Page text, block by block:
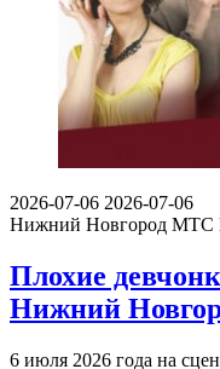
2026-07-06 2026-07-06
Нижний Новгород МТС
Плохие
Нижний
6 июля 2026 года на